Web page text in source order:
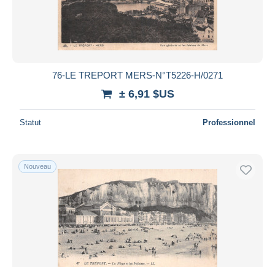
76-LE TREPORT MERS-N°T5226-H/0271
± 6,91 $US
Statut Professionnel
Nouveau